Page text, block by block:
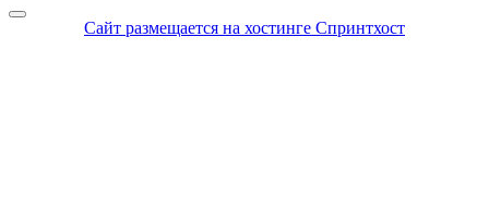
Сайт размещается на хостинге Спринтхост